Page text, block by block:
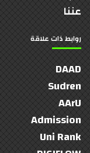
عننا
روابط ذات علاقة
DAAD
Sudren
AArU
Admission
Uni Rank